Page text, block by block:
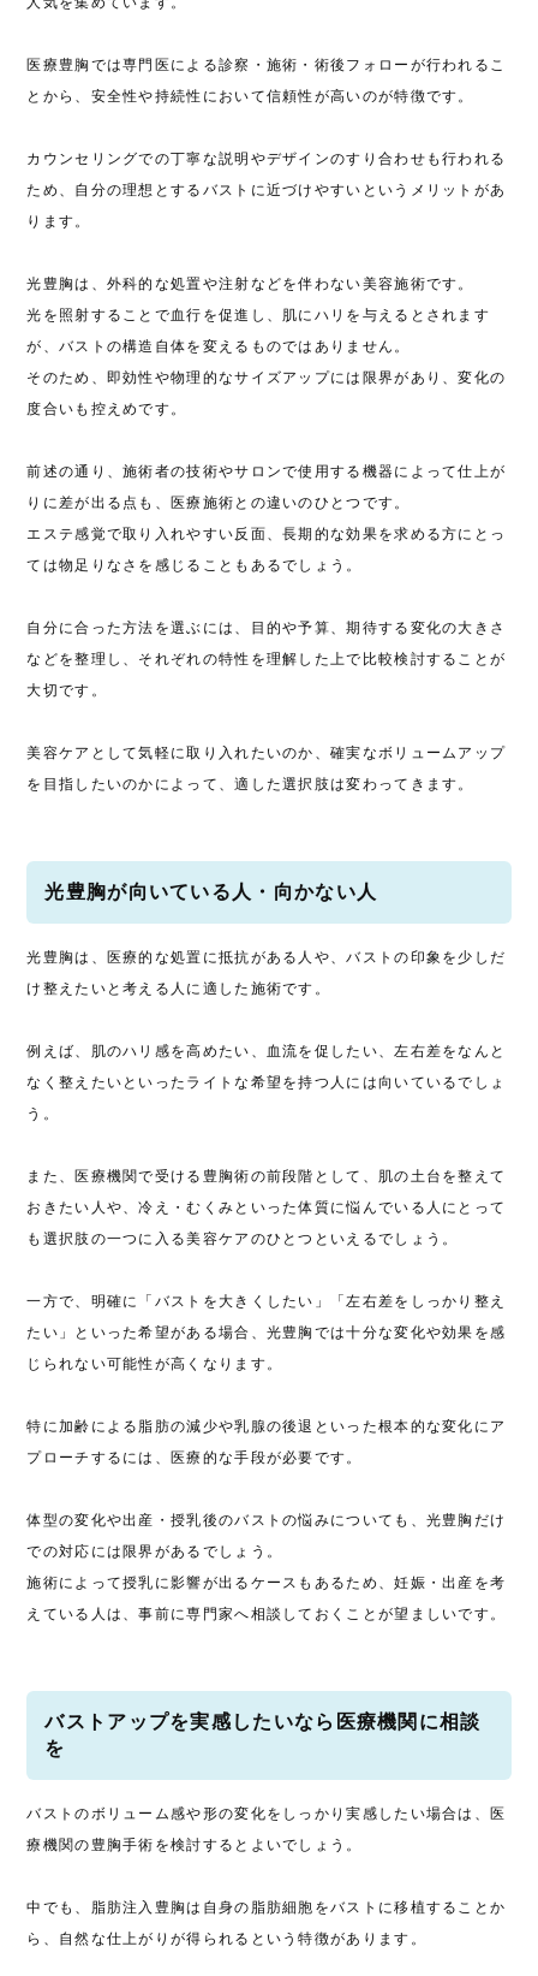
医療豊胸では専門医による診察・施術・術後フォローが行われるこ
とから、安全性や持続性において信頼性が高いのが特徴です。
カウンセリングでの丁寧な説明やデザインのすり合わせも行われる
ため、自分の理想とするバストに近づけやすいというメリットがあ
ります。
光豊胸は、外科的な処置や注射などを伴わない美容施術です。
光を照射することで血行を促進し、肌にハリを与えるとされます
が、バストの構造自体を変えるものではありません。
そのため、即効性や物理的なサイズアップには限界があり、変化の
度合いも控えめです。
前述の通り、施術者の技術やサロンで使用する機器によって仕上が
りに差が出る点も、医療施術との違いのひとつです。
エステ感覚で取り入れやすい反面、長期的な効果を求める方にとっ
ては物足りなさを感じることもあるでしょう。
自分に合った方法を選ぶには、目的や予算、期待する変化の大きさ
などを整理し、それぞれの特性を理解した上で比較検討することが
大切です。
美容ケアとして気軽に取り入れたいのか、確実なボリュームアップ
を目指したいのかによって、適した選択肢は変わってきます。
光豊胸が向いている人・向かない人
光豊胸は、医療的な処置に抵抗がある人や、バストの印象を少しだ
け整えたいと考える人に適した施術です。
例えば、肌のハリ感を高めたい、血流を促したい、左右差をなんと
なく整えたいといったライトな希望を持つ人には向いているでしょ
う。
また、医療機関で受ける豊胸術の前段階として、肌の土台を整えて
おきたい人や、冷え・むくみといった体質に悩んでいる人にとって
も選択肢の一つに入る美容ケアのひとつといえるでしょう。
一方で、明確に「バストを大きくしたい」「左右差をしっかり整え
たい」といった希望がある場合、光豊胸では十分な変化や効果を感
じられない可能性が高くなります。
特に加齢による脂肪の減少や乳腺の後退といった根本的な変化にア
プローチするには、医療的な手段が必要です。
体型の変化や出産・授乳後のバストの悩みについても、光豊胸だけ
での対応には限界があるでしょう。
施術によって授乳に影響が出るケースもあるため、妊娠・出産を考
えている人は、事前に専門家へ相談しておくことが望ましいです。
バストアップを実感したいなら医療機関に相談
を
バストのボリューム感や形の変化をしっかり実感したい場合は、医
療機関の豊胸手術を検討するとよいでしょう。
中でも、脂肪注入豊胸は自身の脂肪細胞をバストに移植することか
ら、自然な仕上がりが得られるという特徴があります。